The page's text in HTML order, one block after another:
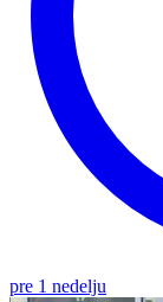
pre 1 nedelju